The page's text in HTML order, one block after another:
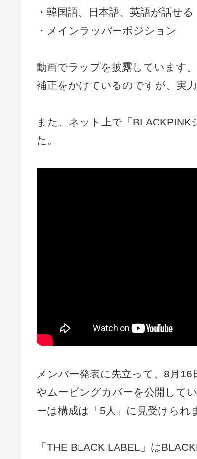
・韓国語、日本語、英語が話せる
・メインラッパーポジション
動画でラップを披露しています。
補正をかけているのですが、実力
また、ネット上で「
た。
メンバー発表に先立って、8月
やムービングカバーを公開して
ーは構成は「5人」に見受けられ
「THE BLACK LABEL」は